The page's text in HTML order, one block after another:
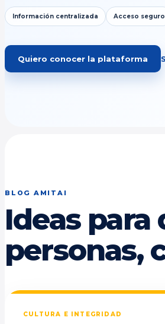
Información centralizada Acceso seguro
Quiero conocer la plataforma
BLOG AMITAI
Ideas
personas,
CULTURA E INTEGRIDAD